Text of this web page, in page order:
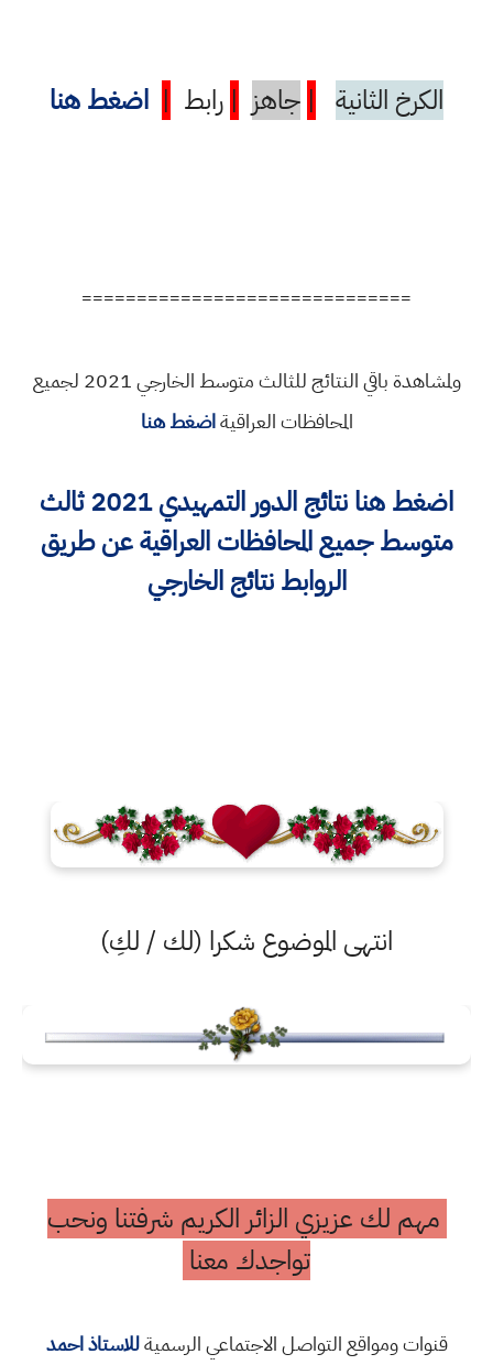
الكرخ الثانية | جاهز | رابط | اضغط هنا
==============================
ولمشاهدة باقي النتائج للثالث متوسط الخارجي 2021 لجميع
المحافظات العراقيةاضغط هنا
اضغط هنا نتائج الدور التمهيدي 2021 ثالث
متوسط جميع المحافظات العراقية عن طريق
الروابط نتائج الخارجي
انتهى الموضوع شكرا (لك / لكِ)
مهم لك عزيزي الزائر الكريم شرفتنا ونحب
تواجدك معنا
قنوات ومواقع التواصل الاجتماعي الرسميةللاستاذ احمد